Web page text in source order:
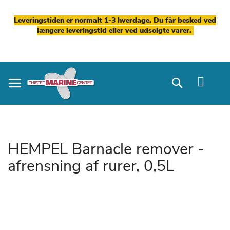
Leveringstiden er normalt 1-3 hverdage. Du får besked ved
længere leveringstid eller ved udsolgte varer.
to
Content
Search
HEMPEL Barnacle remover -
afrensning af rurer, 0,5L